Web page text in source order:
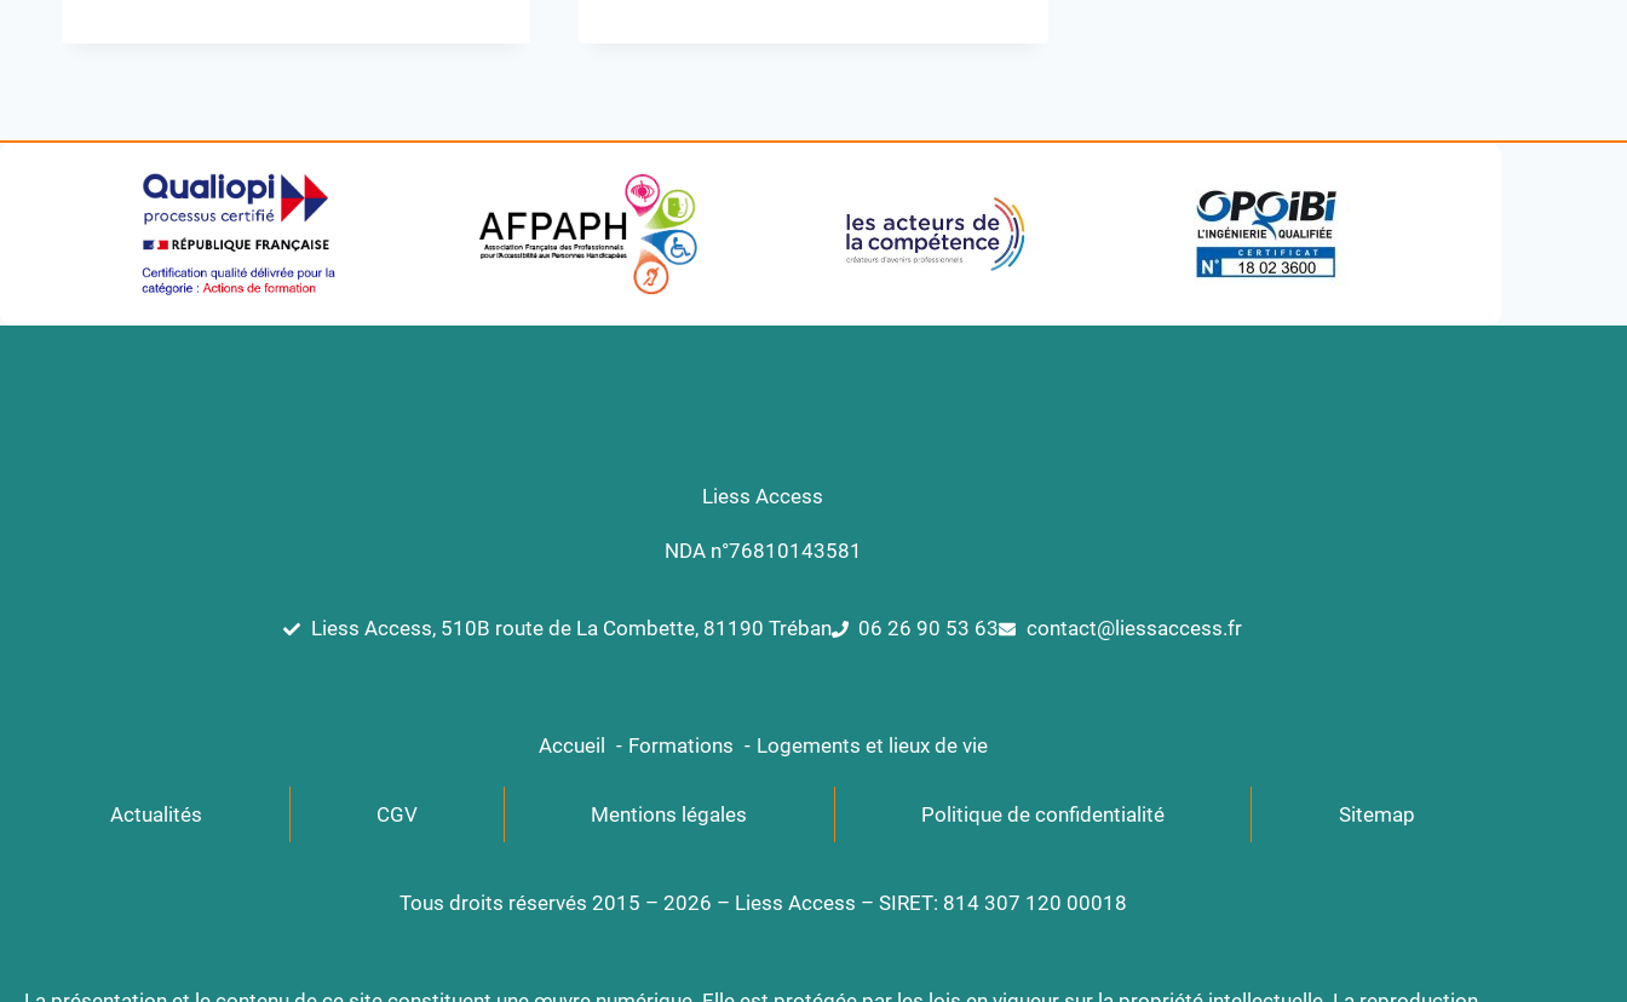
Liess Access
NDA n°76810143581
Liess Access, 510B route de La Combette, 81190 Tréban 06 26 90 53 63 contact@liessaccess.fr
Accueil Formations Logements et lieux de vie
Actualités CGV Mentions légales Politique de confidentialité Sitemap
Tous droits réservés 2015 – 2026 – Liess Access – SIRET: 814 307 120 00018